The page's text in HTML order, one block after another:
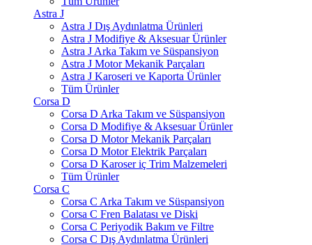
Astra J
Astra J Dış Aydınlatma Ürünleri
Astra J Modifiye & Aksesuar Ürünler
Astra J Arka Takım ve Süspansiyon
Astra J Motor Mekanik Parçaları
Astra J Karoseri ve Kaporta Ürünler
Tüm Ürünler
Corsa D
Corsa D Arka Takım ve Süspansiyon
Corsa D Modifiye & Aksesuar Ürünler
Corsa D Motor Mekanik Parçaları
Corsa D Motor Elektrik Parçaları
Corsa D Karoser iç Trim Malzemeleri
Tüm Ürünler
Corsa C
Corsa C Arka Takım ve Süspansiyon
Corsa C Fren Balatası ve Diski
Corsa C Periyodik Bakım ve Filtre
Corsa C Dış Aydınlatma Ürünleri